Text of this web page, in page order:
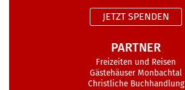
JETZT SPENDEN
PARTNER
Freizeiten und Reisen
Gästehäuser Monbachtal
Christliche Buchhandlung